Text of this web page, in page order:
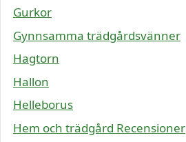
Gurkor
Gynnsamma trädgårdsvänner
Hagtorn
Hallon
Helleborus
Hem och trädgård Recensioner